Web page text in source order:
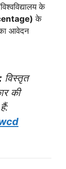
के
के
आवेदन
विस्तृत
की